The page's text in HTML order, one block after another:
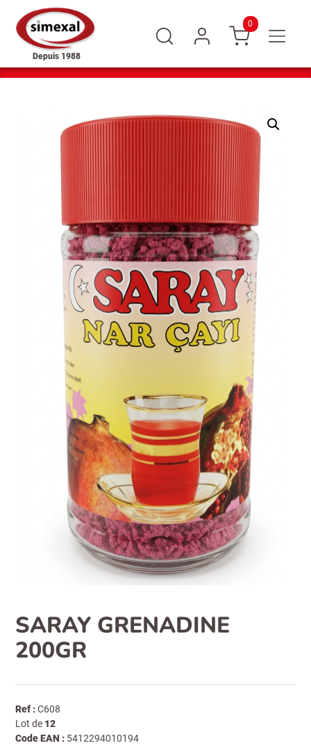
Depuis 1988
0
SARAY GRENADINE
200GR
Ref :C608
Lot de 12
Code EAN : 5412294010194